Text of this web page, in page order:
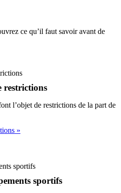
ce qu’il faut savoir avant de
restrictions
l’objet de restrictions de la part de
sportifs